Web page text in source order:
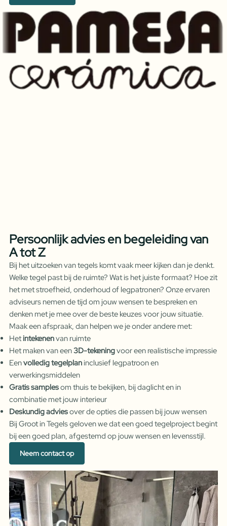
Persoonlijk advies en begeleiding van
A tot Z
Bij het uitzoeken van tegels komt vaak meer kijken dan je denkt.
Welke tegel past bij de ruimte? Wat is het juiste formaat? Hoe zit
het met stroefheid, onderhoud of legpatronen? Onze ervaren
adviseurs nemen de tijd om jouw wensen te bespreken en
denken met je mee over de beste keuzes voor jouw situatie.
Maak een afspraak, dan helpen we je onder andere met:
Hetintekenenvan ruimte
Het maken van een3D-tekeningvoor een realistische impressie
Eenvolledig tegelplaninclusief legpatroon en
verwerkingsmiddelen
Gratis samplesom thuis te bekijken, bij daglicht en in
combinatie met jouw interieur
Deskundig adviesover de opties die passen bij jouw wensen
Bij Groot in Tegels geloven we dat een goed tegelproject begint
bij een goed plan, afgestemd op jouw wensen en levensstijl.
Neem contact op